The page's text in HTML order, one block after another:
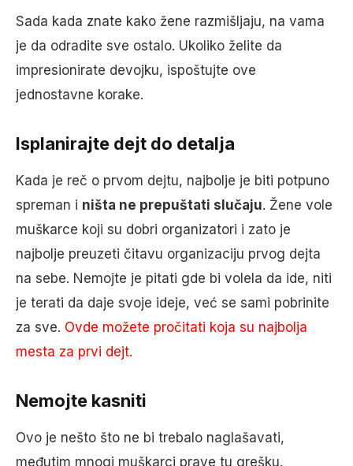
Sada kada znate kako žene razmišljaju, na vama
je da odradite sve ostalo. Ukoliko želite da
impresionirate devojku, ispoštujte ove
jednostavne korake.
Isplanirajte dejt do detalja
Kada je reč o prvom dejtu, najbolje je biti potpuno
spreman i ništa ne prepuštati slučaju. Žene vole
muškarce koji su dobri organizatori i zato je
najbolje preuzeti čitavu organizaciju prvog dejta
na sebe. Nemojte je pitati gde bi volela da ide, niti
je terati da daje svoje ideje, već se sami pobrinite
za sve. Ovde možete pročitati koja su najbolja
mesta za prvi dejt.
Nemojte kasniti
Ovo je nešto što ne bi trebalo naglašavati,
međutim mnogi muškarci prave tu grešku.